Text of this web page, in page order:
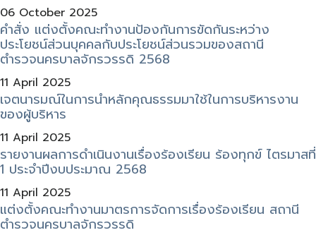
06 October 2025
คำสั่ง แต่งตั้งคณะทำงานป้องกันการขัดกันระหว่าง
ประโยชน์ส่วนบุคคลกับประโยชน์ส่วนรวมของสถานี
ตำรวจนครบาลจักรวรรดิ 2568
11 April 2025
เจตนารมณ์ในการนําหลักคุณธรรมมาใช้ในการบริหารงาน
ของผู้บริหาร
11 April 2025
รายงานผลการดำเนินงานเรื่องร้องเรียน ร้องทุกข์ ไตรมาสที่
1 ประจำปีงบประมาณ 2568
11 April 2025
แต่งตั้งคณะทำงานมาตรการจัดการเรื่องร้องเรียน สถานี
ตำรวจนครบาลจักรวรรดิ